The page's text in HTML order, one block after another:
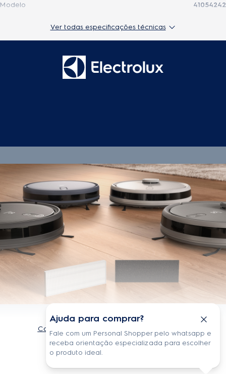
Ajuda para comprar?
Fale com um Personal Shopper pelo whatsapp e
receba orientação especializada para escolher
Modelo 41054242
Largura do produto
Profundidade do produto
Largura do produto embalado 15 cm
Profudidade do produto embalado 6 cm
Aplicação ERB44; ERB60; ERB61; ERB62;
Material celulose + pu
Ver todas especificações técnicas
Conferir todas as informações do produto
Resumo do produto